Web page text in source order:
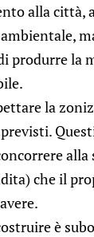
alla città,
produrre la
la
che il
è